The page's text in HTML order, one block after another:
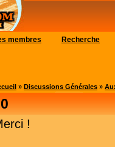
membres Recherche
» Discussions Générales »
!